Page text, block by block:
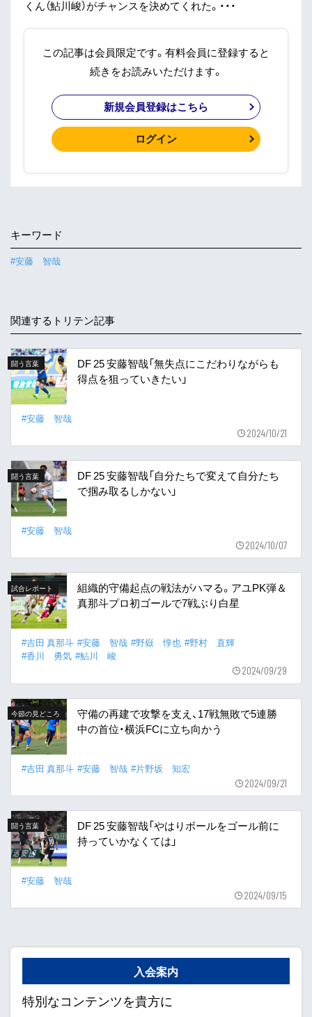
くん（鮎川峻）がチャンスを決めてくれた。・・・
この記事は会員限定です。有料会員に登録すると
続きをお読みいただけます。
新規会員登録はこちら
ログイン
キーワード
#安藤 智哉
関連するトリテン記事
闘う言葉
DF 25 安藤智哉「無失点にこだわりながらも
得点を狙っていきたい」
#安藤 智哉
2024/10/21
闘う言葉
DF 25 安藤智哉「自分たちで変えて自分たち
で掴み取るしかない」
#安藤 智哉
2024/10/07
試合レポート
組織的守備起点の戦法がハマる。アユPK弾＆
真那斗プロ初ゴールで7戦ぶり白星
#吉田 真那斗 #安藤 智哉 #野嶽 惇也 #野村 直輝
#香川 勇気 #鮎川 峻
2024/09/29
今節の見どころ
守備の再建で攻撃を支え、17戦無敗で5連勝
中の首位・横浜FCに立ち向かう
#吉田 真那斗 #安藤 智哉 #片野坂 知宏
2024/09/21
闘う言葉
DF 25 安藤智哉「やはりボールをゴール前に
持っていかなくては」
#安藤 智哉
2024/09/15
入会案内
特別なコンテンツを貴方に